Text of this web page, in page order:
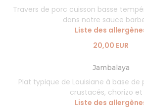
Travers de porc cuisson basse
dans notre sauce
Liste des
20,00 EUR
Jambalaya
Plat typique de Louisiane à base de
crustacés, chorizo et
Liste des